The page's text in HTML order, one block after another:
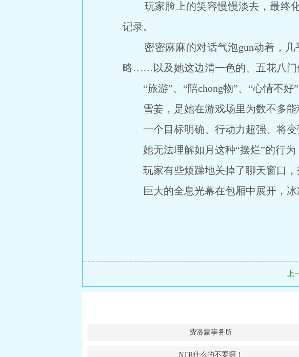
玩家脸上的笑容慢慢淡去，最终化
记录。
密密麻麻的对话气泡gun动着，几
略……以及她这边清一色的、五花八门
“旅游”、“陪chong物”、“心情不好
雪姜，是她在游戏场里为数不多能
一个目标明确、行动力超强、将变
她无法理解如月这种“摆烂”的行为
玩家有些烦躁地关掉了聊天窗口，
巨大的全息光幕在包厢中展开，冰
上
费洛蒙事务所
NTR什么的不要啊！